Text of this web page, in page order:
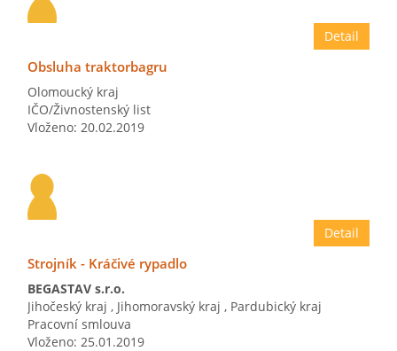
Detail
Obsluha traktorbagru
Olomoucký kraj
IČO/Živnostenský list
Vloženo: 20.02.2019
Detail
Strojník - Kráčivé rypadlo
BEGASTAV s.r.o.
Jihočeský kraj , Jihomoravský kraj , Pardubický kraj
Pracovní smlouva
Vloženo: 25.01.2019